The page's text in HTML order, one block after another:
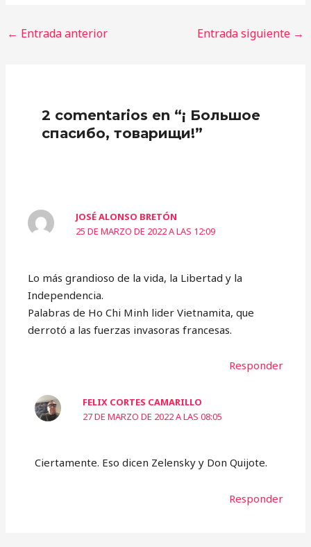
← Entrada anterior Entrada siguiente →
2 comentarios en “¡ Большое
спасибо, товарищи!”
JOSÉ ALONSO BRETÓN
25 DE MARZO DE 2022 A LAS 12:09
Lo más grandioso de la vida, la Libertad y la
Independencia.
Palabras de Ho Chi Minh lider Vietnamita, que
derrotó a las fuerzas invasoras francesas.
Responder
FELIX CORTES CAMARILLO
27 DE MARZO DE 2022 A LAS 08:05
Ciertamente. Eso dicen Zelensky y Don Quijote.
Responder